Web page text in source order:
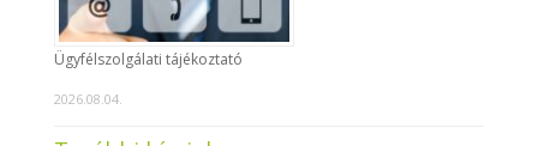
Ügyfélszolgálati tájékoztató
2026.08.04.